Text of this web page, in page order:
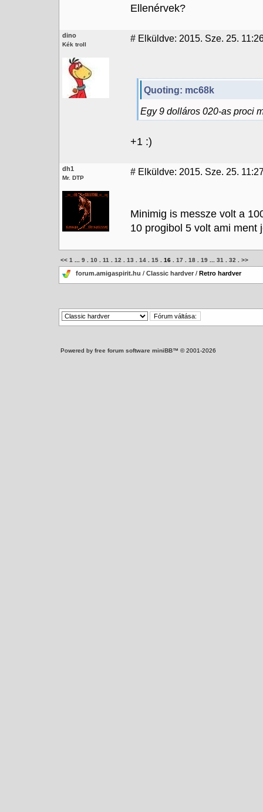
Ellenérvek?
dino
Kék troll
# Elküldve: 2015. Sze. 25.
Quoting: mc68k
Egy 9 dolláros 020-as proci
+1 :)
dh1
Mr. DTP
# Elküldve: 2015. Sze. 25.
Minimig is messze volt a
10 progibol 5 volt ami ment
<< 1 9 10 11 12 13 14 15 16 17 18 19 31 32 >>
forum.amigaspirit.hu / Classic hardver / Retro hardver
Powered by free forum software miniBB™ © 2001-2026